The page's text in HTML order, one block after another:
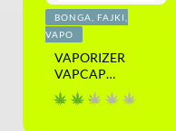
BONGA, FAJKI,
VAPO
VAPORIZER
VAPCAP
DYNAVAP